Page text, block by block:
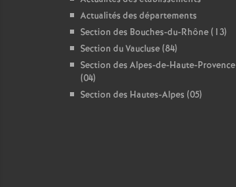
Actualités des départements
Section des Bouches-du-Rhône (13)
Section du Vaucluse (84)
Section des Alpes-de-Haute-Provence
(04)
Section des Hautes-Alpes (05)